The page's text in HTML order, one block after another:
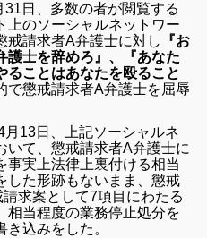
31日、多数の者が閲覧する
上のソーシャルネットワー
戒請求者A弁護士に対し
『お
護士を辞めろ』、『あなた
ることはあなたを殴ること
で懲戒請求者A弁護士を屈辱
月13日、上記ソーシャルネ
いて、懲戒請求者A弁護士に
事実上法律上裏付ける相当
した形跡もないまま、懲戒
求案として7項目にわたる
相当程度の業務停止処分を
込みをした。